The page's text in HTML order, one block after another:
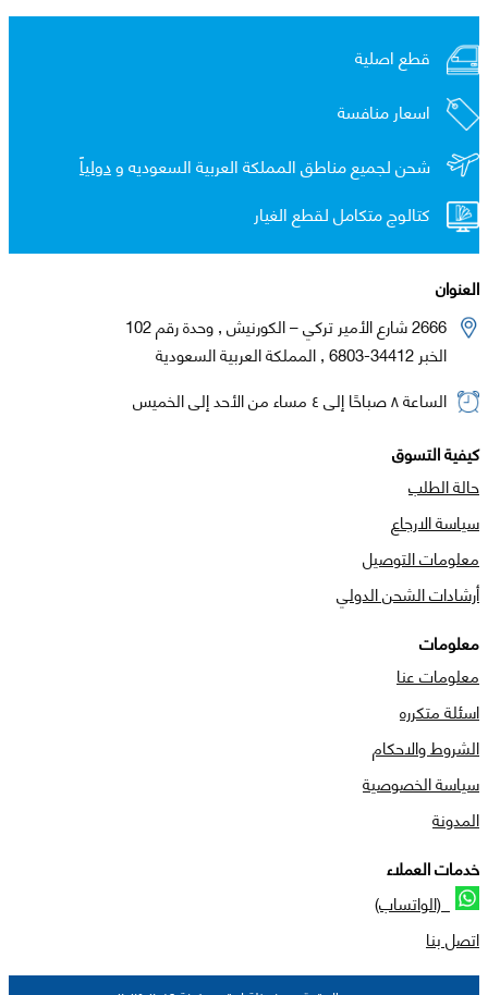
قطع اصلية
اسعار منافسة
شحن لجميع مناطق المملكة العربية السعوديه ودولياً
كتالوج متكامل لقطع الغيار
العنوان
2666 شارع الأمير تركي – الكورنيش , وحدة رقم 102
الخبر 34412-6803 , المملكة العربية السعودية
الساعة ٨ صباحًا إلى ٤ مساء من الأحد إلى الخميس
كيفية التسوق
حالة الطلب
سياسة الارجاع
معلومات التوصيل
أرشادات الشحن الدولي
معلومات
معلومات عنا
اسئلة متكرره
الشروط والاحكام
سياسة الخصوصية
المدونة
خدمات العملاء
(الواتساب)
اتصل بنا